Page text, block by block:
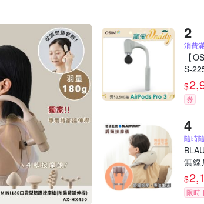
消費
【
S-
按摩
摩器
$
券
無線
19BU
$
限時